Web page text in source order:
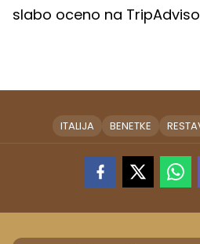
slabo oceno na
ITALIJA BENETKE